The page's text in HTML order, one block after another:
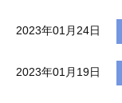
2023年01月24日
2023年01月19日